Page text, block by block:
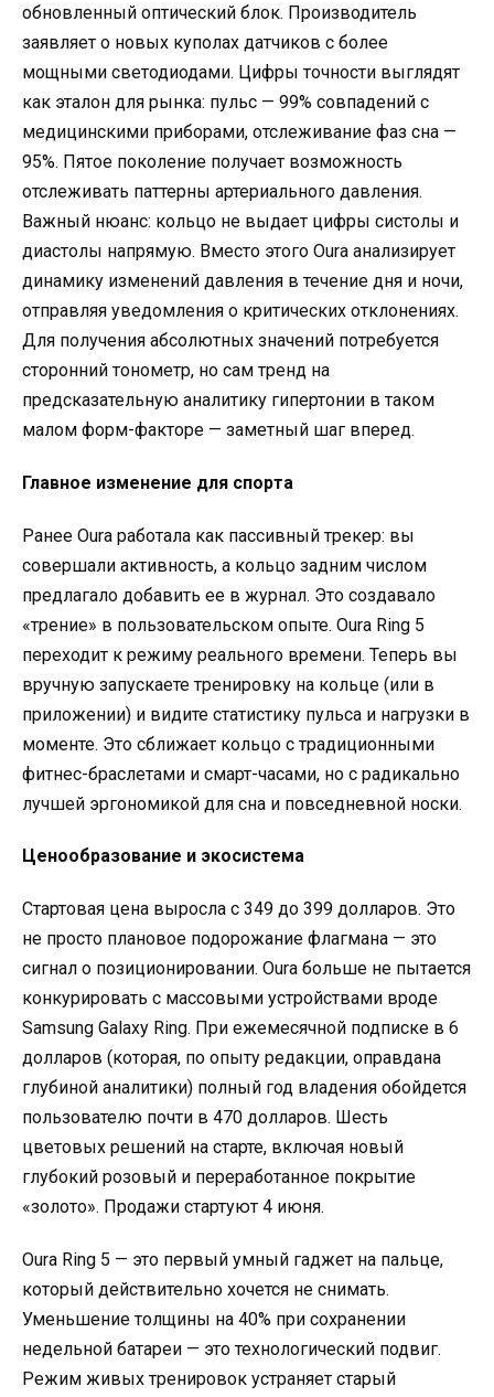
обновленный оптический блок. Производитель
заявляет о новых куполах датчиков с более
мощными светодиодами. Цифры точности выглядят
как эталон для рынка: пульс — 99% совпадений с
медицинскими приборами, отслеживание фаз сна —
95%. Пятое поколение получает возможность
отслеживать паттерны артериального давления.
Важный нюанс: кольцо не выдает цифры систолы и
диастолы напрямую. Вместо этого Oura анализирует
динамику изменений давления в течение дня и ночи,
отправляя уведомления о критических отклонениях.
Для получения абсолютных значений потребуется
сторонний тонометр, но сам тренд на
предсказательную аналитику гипертонии в таком
малом форм-факторе — заметный шаг вперед.
Главное изменение для спорта
Ранее Oura работала как пассивный трекер: вы
совершали активность, а кольцо задним числом
предлагало добавить ее в журнал. Это создавало
«трение» в пользовательском опыте. Oura Ring 5
переходит к режиму реального времени. Теперь вы
вручную запускаете тренировку на кольце (или в
приложении) и видите статистику пульса и нагрузки в
моменте. Это сближает кольцо с традиционными
фитнес-браслетами и смарт-часами, но с радикально
лучшей эргономикой для сна и повседневной носки.
Ценообразование и экосистема
Стартовая цена выросла с 349 до 399 долларов. Это
не просто плановое подорожание флагмана — это
сигнал о позиционировании. Oura больше не пытается
конкурировать с массовыми устройствами вроде
Samsung Galaxy Ring. При ежемесячной подписке в 6
долларов (которая, по опыту редакции, оправдана
глубиной аналитики) полный год владения обойдется
пользователю почти в 470 долларов. Шесть
цветовых решений на старте, включая новый
глубокий розовый и переработанное покрытие
«золото». Продажи стартуют 4 июня.
Oura Ring 5 — это первый умный гаджет на пальце,
который действительно хочется не снимать.
Уменьшение толщины на 40% при сохранении
недельной батареи — это технологический подвиг.
Режим живых тренировок устраняет старый